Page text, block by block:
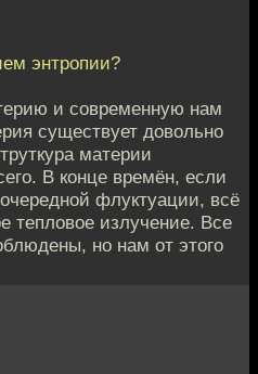
энтропии?
и современную нам
существует довольно
материи
В конце времён, если
флуктуации, всё
тепловое излучение. Все
но нам от этого